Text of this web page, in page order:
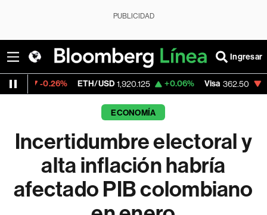
PUBLICIDAD
Ingresar
ETH/USD 1,920.125 +0.06% Visa 362.50 -2.15%
ECONOMÍA
Incertidumbre electoral y
alta inflación habría
afectado PIB colombiano